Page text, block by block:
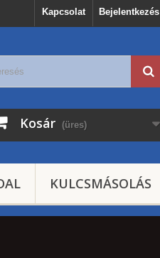
Bejelentkezés
Kapcsolat
Kosár (üres)
KULCSMÁSOLÁS